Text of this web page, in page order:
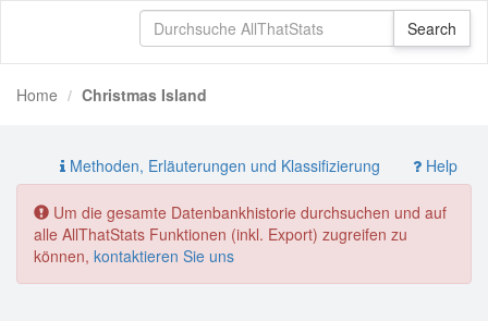
Home Christmas Island
Methoden, Erläuterungen und Klassifizierung Help
Um die gesamte Datenbankhistorie durchsuchen und auf
alle AllThatStats Funktionen (inkl. Export) zugreifen zu
können, kontaktieren Sie uns